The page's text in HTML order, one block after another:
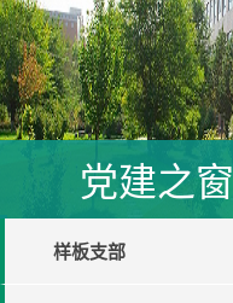
党建之窗
样板支部